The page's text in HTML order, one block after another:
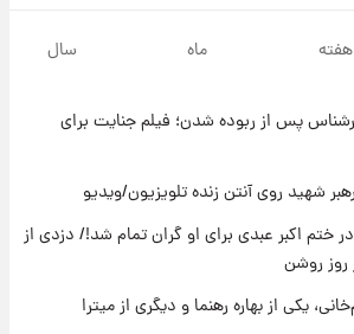
جهانی در آمریکا + فیلم
۱۹ ساعت پیش
۱۹ ساعت پیش
تصاویر عمامه بستن به شیوه خاتمی/ویدیو
هفته ماه سال
پس از ربوده شدن؛ فیلم جنایت برای
شهید روی آنتن زنده تلویزیون/ویدیو
در ختم اکبر عبدی برای او گران تمام شد!/ دزدی از
روز روشن
یکی از بهاره رهنما و دیگری از میترا